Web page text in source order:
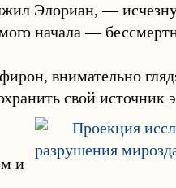
Элориан, —
начала —
внимательно
свой источник
и